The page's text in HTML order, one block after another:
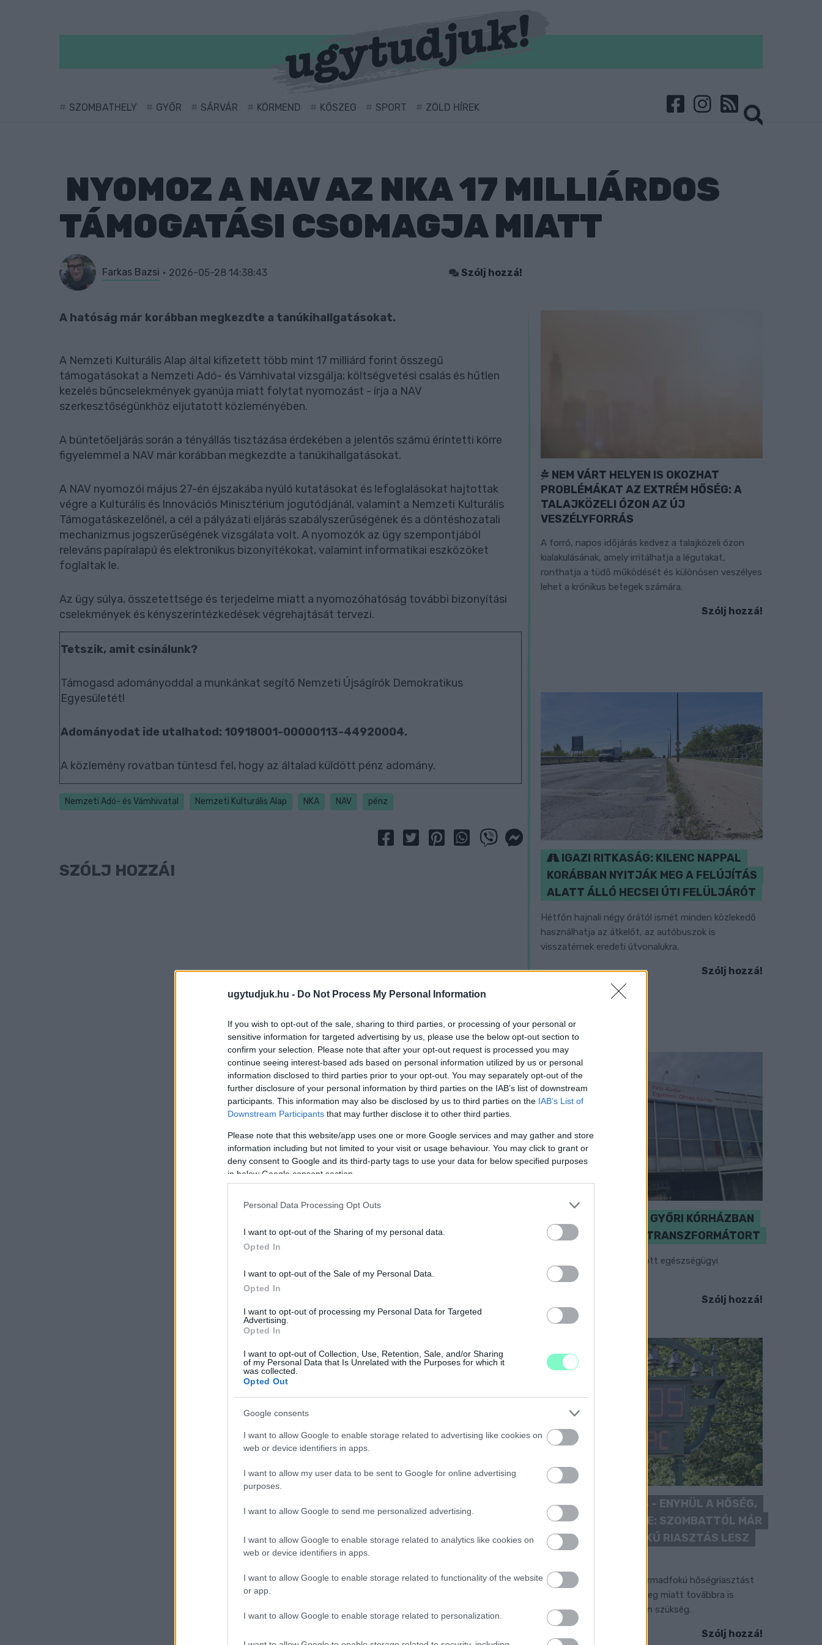
ugytudjuk.hu - Do Not Process My Personal Information
If you wish to opt-out of the sale, sharing to third parties, or processing of your personal or
sensitive information for targeted advertising by us, please use the below opt-out section to
confirm your selection. Please note that after your opt-out request is processed you may
continue seeing interest-based ads based on personal information utilized by us or personal
information disclosed to third parties prior to your opt-out. You may separately opt-out of the
further disclosure of your personal information by third parties on the IAB’s list of downstream
participants. This information may also be disclosed by us to third parties on the IAB’s List of
Downstream Participants that may further disclose it to other third parties.
Please note that this website/app uses one or more Google services and may gather and store
information including but not limited to your visit or usage behaviour. You may click to grant or
deny consent to Google and its third-party tags to use your data for below specified purposes
in below Google consent section.
Personal Data Processing Opt Outs
I want to opt-out of the Sharing of my personal data.
Opted In
I want to opt-out of the Sale of my Personal Data.
Opted In
I want to opt-out of processing my Personal Data for Targeted
Advertising.
Opted In
I want to opt-out of Collection, Use, Retention, Sale, and/or Sharing
of my Personal Data that Is Unrelated with the Purposes for which it
was collected.
Opted Out
Google consents
I want to allow Google to enable storage related to advertising like cookies on
web or device identifiers in apps.
I want to allow my user data to be sent to Google for online advertising
purposes.
I want to allow Google to send me personalized advertising.
I want to allow Google to enable storage related to analytics like cookies on
web or device identifiers in apps.
I want to allow Google to enable storage related to functionality of the website
or app.
I want to allow Google to enable storage related to personalization.
SZOMBATHELY GYŐR SÁRVÁR KÖRMEND KŐSZEG SPORT ZÖLD HÍREK
NYOMOZ A NAV AZ NKA 17 MILLIÁRDOS
TÁMOGATÁSI CSOMAGJA MIATT
Farkas Bazsi 2026-05-28 14:38:43 Szólj hozzá!
A hatóság már korábban megkezdte a tanúkihallgatásokat.
A Nemzeti Kulturális Alap által kifizetett több mint 17 milliárd forint összegű
támogatásokat a Nemzeti Adó- és Vámhivatal vizsgálja; költségvetési csalás és hűtlen
kezelés bűncselekmények gyanúja miatt folytat nyomozást - írja a NAV
szerkesztőségünkhöz eljutatott közleményében.
A büntetőeljárás során a tényállás tisztázása érdekében a jelentős számú érintetti körre
figyelemmel a NAV már korábban megkezdte a tanúkihallgatásokat.
A NAV nyomozói május 27-én éjszakába nyúló kutatásokat és lefoglalásokat hajtottak
végre a Kulturális és Innovációs Minisztérium jogutódjánál, valamint a Nemzeti Kulturális
Támogatáskezelőnél, a cél a pályázati eljárás szabályszerűségének és a döntéshozatali
mechanizmus jogszerűségének vizsgálata volt. A nyomozók az ügy szempontjából
releváns papíralapú és elektronikus bizonyítékokat, valamint informatikai eszközöket
foglaltak le.
Az ügy súlya, összetettsége és terjedelme miatt a nyomozóhatóság további bizonyítási
cselekmények és kényszerintézkedések végrehajtását tervezi.
Tetszik, amit csinálunk?
Támogasd adományoddal a munkánkat segítő Nemzeti Újságírók Demokratikus
Egyesületét!
Adományodat ide utalhatod: 10918001-00000113-44920004.
A közlemény rovatban tüntesd fel, hogy az általad küldött pénz adomány.
Nemzeti Adó- és Vámhivatal Nemzeti Kulturális Alap NKA NAV pénz
SZÓLJ HOZZÁ!
NEM VÁRT HELYEN IS OKOZHAT
PROBLÉMÁKAT AZ EXTRÉM HŐSÉG: A
TALAJKÖZELI ÓZON AZ ÚJ
VESZÉLYFORRÁS
A forró, napos időjárás kedvez a talajközeli ózon
kialakulásának, amely irritálhatja a légutakat,
ronthatja a tüdő működését és különösen veszélyes
lehet a krónikus betegek számára.
Szólj hozzá!
IGAZI RITKASÁG: KILENC NAPPAL
KORÁBBAN NYITJÁK MEG A FELÚJÍTÁS
ALATT ÁLLÓ HECSEI ÚTI FELÜLJÁRÓT
Hétfőn hajnali négy órától ismét minden közlekedő
használhatja az átkelőt, az autóbuszok is
visszatérnek eredeti útvonalukra.
Szólj hozzá!
KICSERÉLTÉK A GYŐRI KÓRHÁZBAN
MEGHIBÁSODOTT TRANSZFORMÁTORT
Megkezdték az elhalasztott egészségügyi
ellátásokat.
Szólj hozzá!
KÁNIKULA 2026 - ENYHÜL A HŐSÉG,
DE MÉG NINCS VÉGE: SZOMBATTÓL MÁR
“CSAK” MÁSODFOKÚ RIASZTÁS LESZ
A július vége óta tartó harmadfokú hőségriasztást
mérséklik, de a tartós meleg miatt továbbra is
fokozott óvatosságra van szükség.
Szólj hozzá!